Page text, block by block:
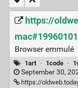
https://
Browser emmulé
1art · 1code ·
September 30,
https://oldweb.today/